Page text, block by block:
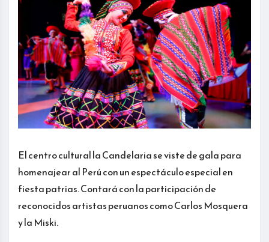
El centro cultural la Candelaria se viste de gala para
homenajear al Perú con un espectáculo especial en
fiesta patrias. Contará con la participación de
reconocidos artistas peruanos como Carlos Mosquera
y la Miski.